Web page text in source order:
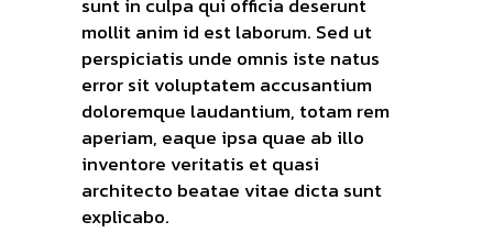
sunt in culpa qui officia deserunt
mollit anim id est laborum. Sed ut
perspiciatis unde omnis iste natus
error sit voluptatem accusantium
doloremque laudantium, totam rem
aperiam, eaque ipsa quae ab illo
inventore veritatis et quasi
architecto beatae vitae dicta sunt
explicabo.